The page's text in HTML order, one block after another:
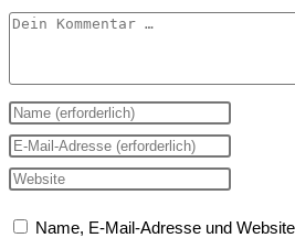
Kommentar
Gib
deinen
Namen
Gib
deine
Gib
Name, E-Mail-Adresse und